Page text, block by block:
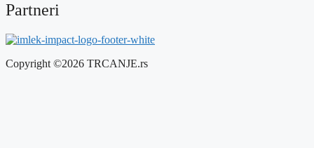
Partneri
Copyright ©2026 TRCANJE.rs